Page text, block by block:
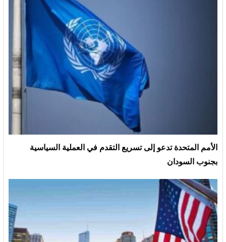
الأمم المتحدة تدعو إلى تسريع التقدم في العملية السياسية
بجنوب السودان